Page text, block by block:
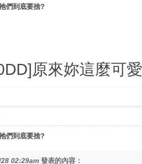
們到底要捨?
原來妳這麼可愛
們到底要捨?
02:29am 發表的內容：